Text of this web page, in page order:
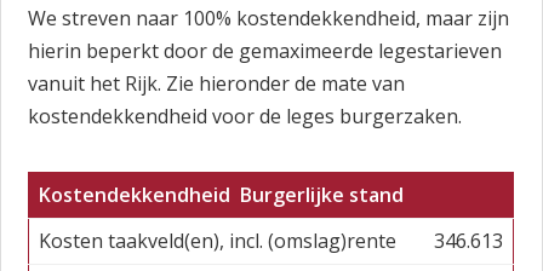
We streven naar 100% kostendekkendheid, maar zijn
hierin beperkt door de gemaximeerde legestarieven
vanuit het Rijk. Zie hieronder de mate van
kostendekkendheid voor de leges burgerzaken.
Kostendekkendheid Burgerlijke stand
Kosten taakveld(en), incl. (omslag)rente
346.613